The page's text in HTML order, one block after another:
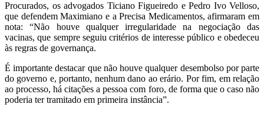
Procurados, os advogados Ticiano Figueiredo e Pedro Ivo Velloso,
que defendem Maximiano e a Precisa Medicamentos, afirmaram em
nota: “Não houve qualquer irregularidade na negociação das
vacinas, que sempre seguiu critérios de interesse público e obedeceu
às regras de governança.
É importante destacar que não houve qualquer desembolso por parte
do governo e, portanto, nenhum dano ao erário. Por fim, em relação
ao processo, há citações a pessoa com foro, de forma que o caso não
poderia ter tramitado em primeira instância”.